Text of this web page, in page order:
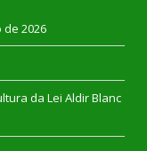
de 2026
da Lei Aldir Blanc